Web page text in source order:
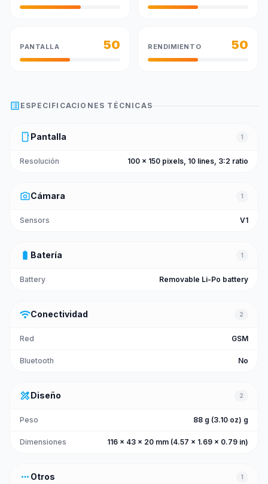
PANTALLA 50 RENDIMIENTO 50
list_alt ESPECIFICACIONES TÉCNICAS
smartphone Pantalla 1
Resolución 100 x 150 pixels, 10 lines, 3:2 ratio
photo_cameraCámara 1
Sensors V1
battery_full Batería 1
Battery Removable Li-Po battery
wifiConectividad 2
Red GSM
Bluetooth No
design_servicesDiseño 2
Peso 88 g (3.10 oz) g
Dimensiones 116 x 43 x 20 mm (4.57 x 1.69 x 0.79 in)
more_horiz Otros 1